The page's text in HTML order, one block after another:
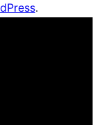
.